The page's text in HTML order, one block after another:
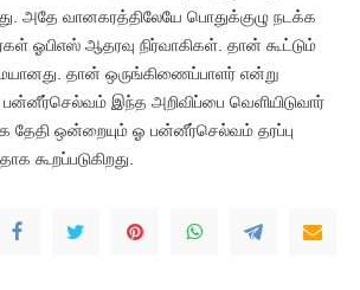
அதே வானகரத்திலேயே பொதுக்குழு நடக்க
ஓபிஎஸ் ஆதரவு நிர்வாகிகள். தான் கூட்டும்
தான் ஒருங்கிணைப்பாளர் என்று
இந்த அறிவிப்பை வெளியிடுவார்
தேதி ஒன்றையும் ஓ பன்னீர்செல்வம் தரப்பு
கூறப்படுகிறது.